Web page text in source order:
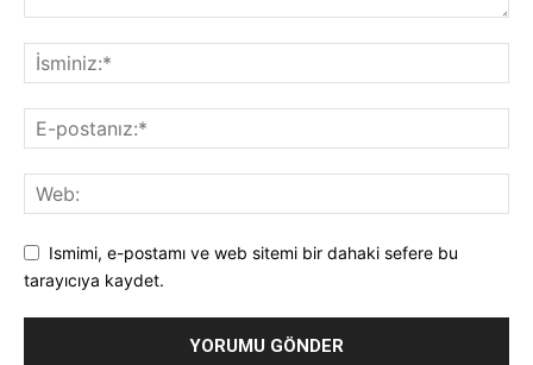
Ismimi, e-postamı ve web sitemi bir dahaki sefere bu
tarayıcıya kaydet.